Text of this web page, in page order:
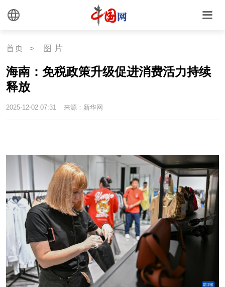
首页 > 图 片
海南：免税政策升级促进消费活力持续
释放
2025-12-02 07:31 来源：新华网